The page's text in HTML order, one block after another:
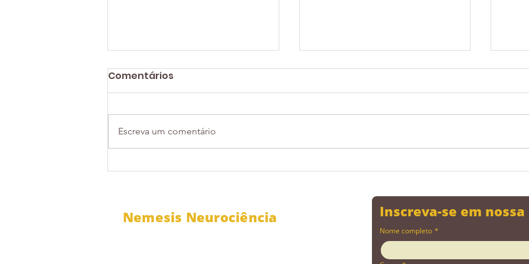
Quatro dúvidas sobre
Neurociência e People
combinar estas
estratégias?
Comentários
Escreva um comentário
Nemesis Neurociência Inscreva-se em
Nome completo *